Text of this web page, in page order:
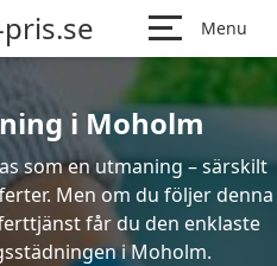
Menu
i Moholm
som en utmaning – särskilt
Men om du följer denna
får du den enklaste
i Moholm.